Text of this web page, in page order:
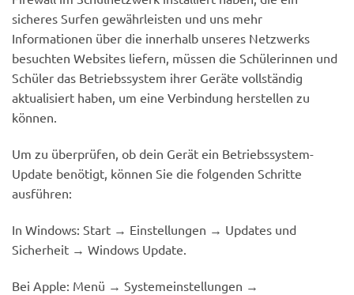
sicheres Surfen gewährleisten und uns mehr
Informationen über die innerhalb unseres Netzwerks
besuchten Websites liefern, müssen die Schülerinnen und
Schüler das Betriebssystem ihrer Geräte vollständig
aktualisiert haben, um eine Verbindung herstellen zu
können.
Um zu überprüfen, ob dein Gerät ein Betriebssystem-
Update benötigt, können Sie die folgenden Schritte
ausführen:
In Windows: Start → Einstellungen → Updates und
Sicherheit → Windows Update.
Bei Apple: Menü → Systemeinstellungen →